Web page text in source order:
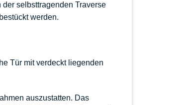
selbsttragenden Traverse
werden.
Tür mit verdeckt liegenden
auszustatten. Das